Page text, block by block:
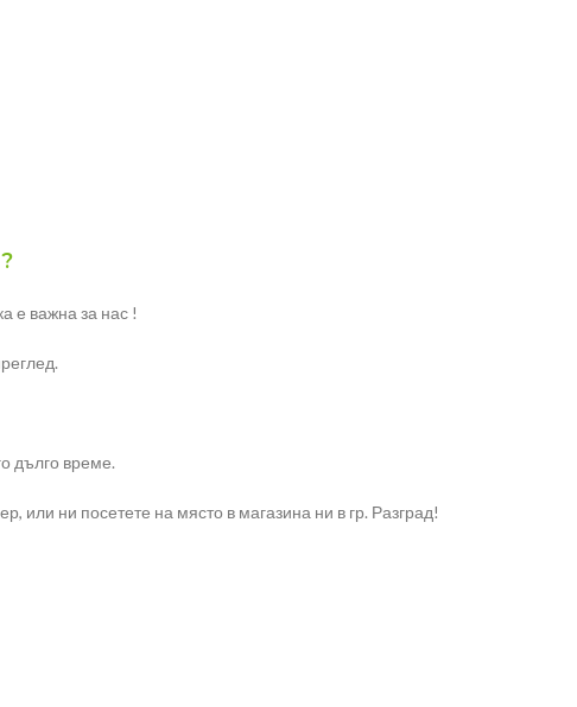
е важна за нас !
дълго време.
ни посетете на място в магазина ни в гр. Разград!